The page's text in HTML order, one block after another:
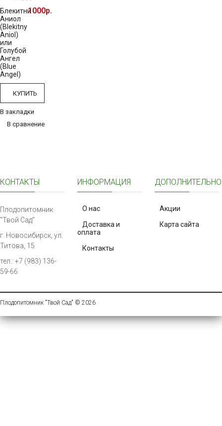
Блекитни
Аниол
(Blekitny
Aniol)
или
Голубой
Ангел
(Blue
Angel)
1000р.
КУПИТЬ
В закладки
В сравнение
КОНТАКТЫ
Плодопитомник
"Твой Сад"
г. Новосибирск, ул.
Титова, 15
тел.: +7 (983) 136-
59-66
ИНФОРМАЦИЯ
О нас
Доставка и
оплата
Контакты
ДОПОЛНИТЕЛЬНО
Акции
Карта сайта
Плодопитомник "Твой Сад" © 2026